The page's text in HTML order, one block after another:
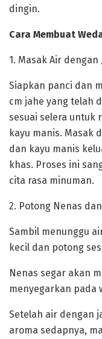
dingin.
‎Cara Membuat
‎1. Masak Air dengan
‎Siapkan panci dan
cm jahe yang telah
sesuai selera untuk
kayu manis. Masak
dan kayu manis
khas. Proses ini
cita rasa minuman.
‎2. Potong Nenas
‎Sambil menunggu
kecil dan potong
Nenas segar akan
menyegarkan pada
Setelah air dengan
aroma sedapnya,